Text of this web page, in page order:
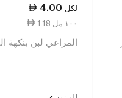
4.00 لكل
1.18 ١٠٠ مل
المراعي لبن بنكهة